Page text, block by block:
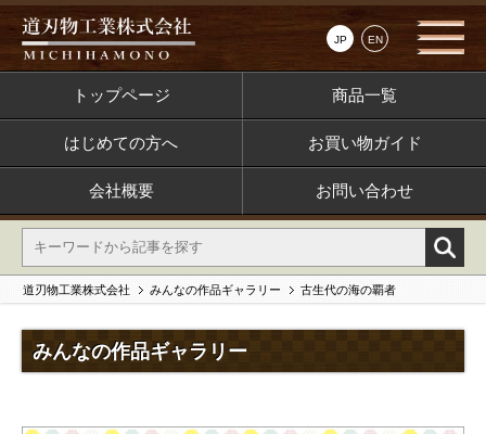
JP EN
トップページ 商品一覧
はじめての方へ お買い物ガイド
会社概要 お問い合わせ
道刃物工業株式会社 みんなの作品ギャラリー 古生代の海の覇者
みんなの作品ギャラリー